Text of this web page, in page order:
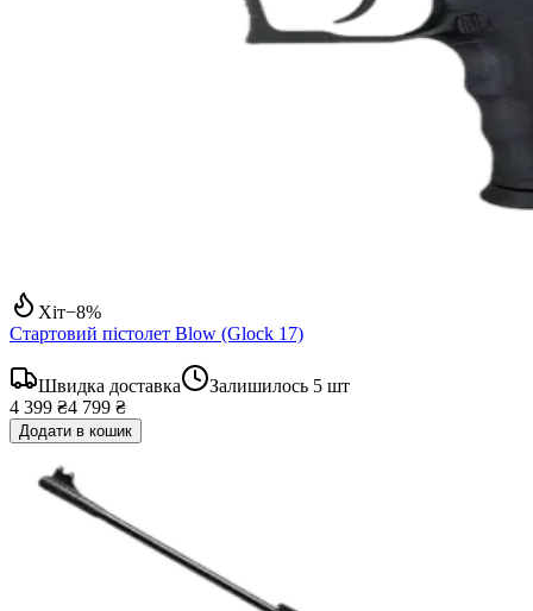
Хіт−8%
Стартовий пістолет Blow (Glock 17)
Швидка доставка Залишилось 5 шт
4 399 ₴4 799 ₴
Додати в кошик